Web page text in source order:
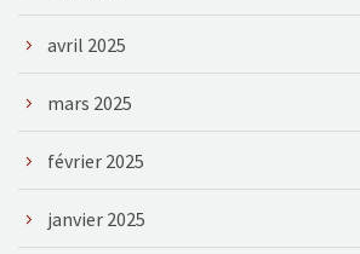
avril 2025
mars 2025
février 2025
janvier 2025